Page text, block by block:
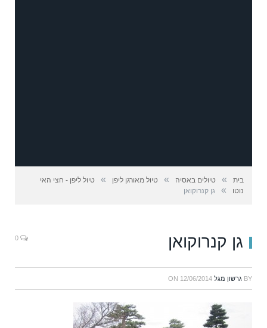
בית » טיולים באסיה » טיול מאורגן ליפן »
טיול ליפן - חצי האי
נוטו
» גן קנרוקואן
גן קנרוקואן
BY גרשון מגל ON 12/06/2014